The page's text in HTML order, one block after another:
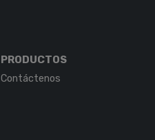
PRODUCTOS
Contáctenos